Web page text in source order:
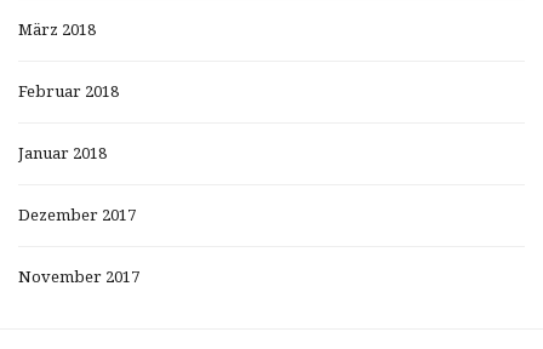
März 2018
Februar 2018
Januar 2018
Dezember 2017
November 2017